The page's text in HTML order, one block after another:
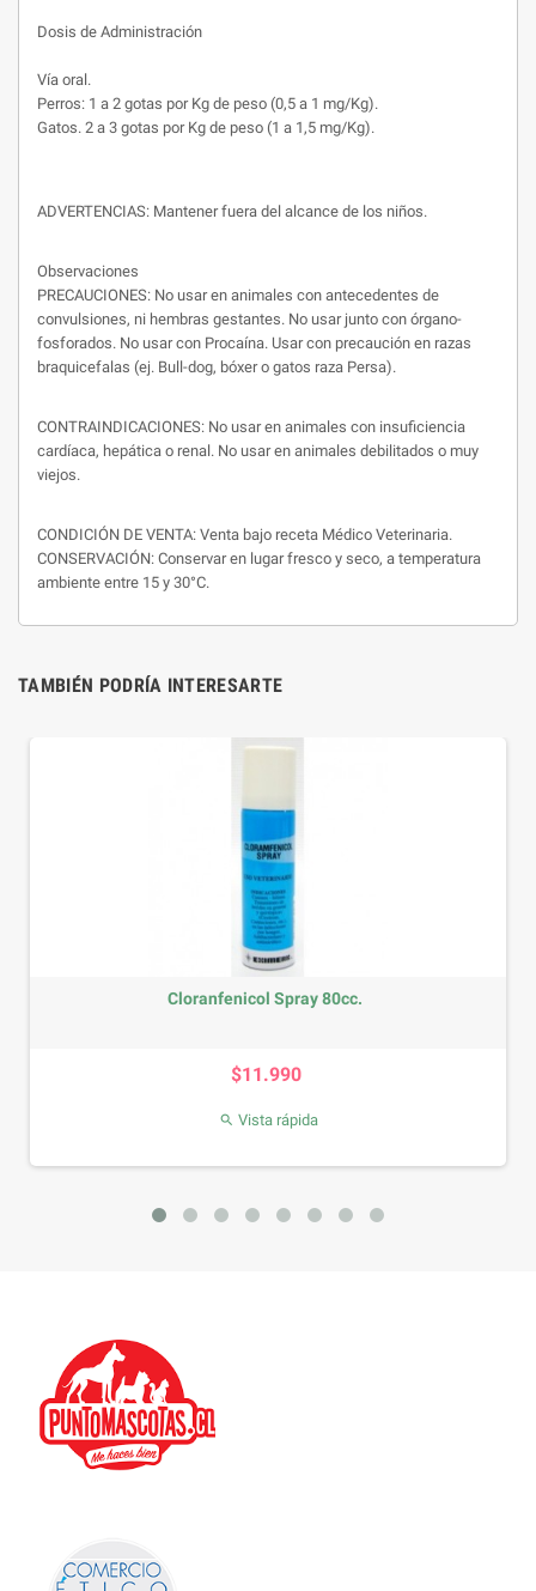
Dosis de Administración
Vía oral.
Perros: 1 a 2 gotas por Kg de peso (0,5 a 1 mg/Kg).
Gatos. 2 a 3 gotas por Kg de peso (1 a 1,5 mg/Kg).
ADVERTENCIAS: Mantener fuera del alcance de los niños.
Observaciones
PRECAUCIONES: No usar en animales con antecedentes de
convulsiones, ni hembras gestantes. No usar junto con órgano-
fosforados. No usar con Procaína. Usar con precaución en razas
braquicefalas (ej. Bull-dog, bóxer o gatos raza Persa).
CONTRAINDICACIONES: No usar en animales con insuficiencia
cardíaca, hepática o renal. No usar en animales debilitados o muy
viejos.
CONDICIÓN DE VENTA: Venta bajo receta Médico Veterinaria.
CONSERVACIÓN: Conservar en lugar fresco y seco, a temperatura
ambiente entre 15 y 30°C.
TAMBIÉN PODRÍA INTERESARTE